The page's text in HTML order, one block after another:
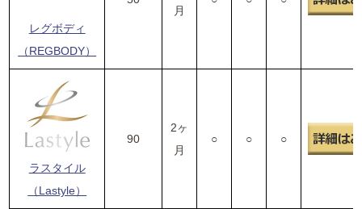
レグボディ
（REGBODY）
月
ラスタイル
（Lastyle）
90
2ヶ
月
○ ○ ○